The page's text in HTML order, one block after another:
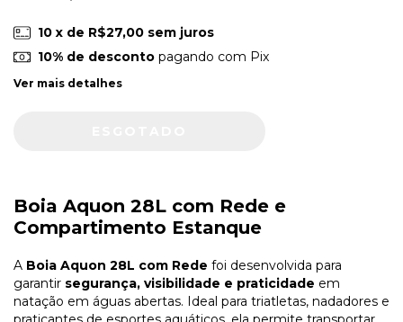
10 x de R$27,00 sem juros
10% de descontopagando com Pix
Ver mais detalhes
Boia Aquon 28L com Rede e
Compartimento Estanque
A Boia Aquon 28L com Rede foi desenvolvida para
garantir segurança, visibilidade e praticidade em
natação em águas abertas. Ideal para triatletas, nadadores e